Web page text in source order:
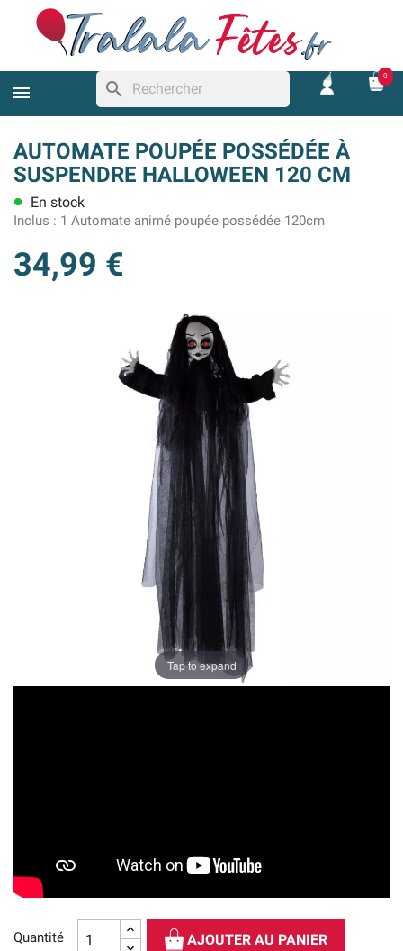
search
0
AUTOMATE POUPÉE POSSÉDÉE À
SUSPENDRE HALLOWEEN 120 CM
lens En stock
Inclus : 1 Automate animé poupée possédée 120cm
34,99 €
Tap to expand
Quantité AJOUTER AU PANIER